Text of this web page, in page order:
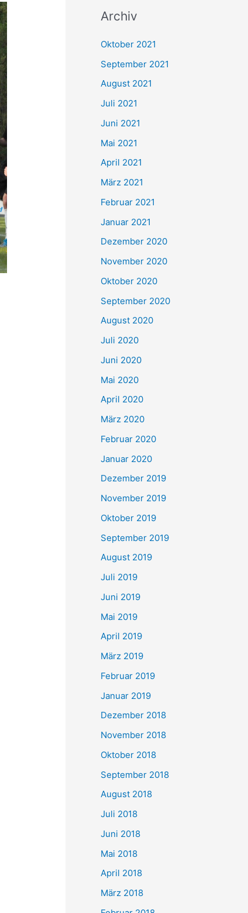
h
e
n
h
:
Archiv
Oktober 2021
September 2021
August 2021
Juli 2021
Juni 2021
Mai 2021
April 2021
März 2021
Februar 2021
Januar 2021
Dezember 2020
November 2020
Oktober 2020
September 2020
August 2020
Juli 2020
Juni 2020
Mai 2020
April 2020
März 2020
Februar 2020
Januar 2020
Dezember 2019
November 2019
Oktober 2019
September 2019
August 2019
Juli 2019
Juni 2019
Mai 2019
April 2019
März 2019
Februar 2019
Januar 2019
Dezember 2018
November 2018
Oktober 2018
September 2018
August 2018
Juli 2018
Juni 2018
Mai 2018
April 2018
März 2018